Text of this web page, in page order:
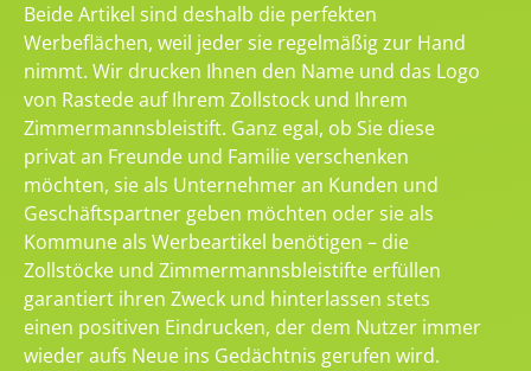
Beide Artikel sind deshalb die perfekten
Werbeflächen, weil jeder sie regelmäßig zur Hand
nimmt. Wir drucken Ihnen den Name und das Logo
von Rastede auf Ihrem Zollstock und Ihrem
Zimmermannsbleistift. Ganz egal, ob Sie diese
privat an Freunde und Familie verschenken
möchten, sie als Unternehmer an Kunden und
Geschäftspartner geben möchten oder sie als
Kommune als Werbeartikel benötigen – die
Zollstöcke und Zimmermannsbleistifte erfüllen
garantiert ihren Zweck und hinterlassen stets
einen positiven Eindrucken, der dem Nutzer immer
wieder aufs Neue ins Gedächtnis gerufen wird.